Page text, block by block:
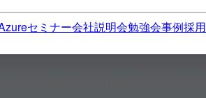
セミナー会社説明会勉強会事例採用